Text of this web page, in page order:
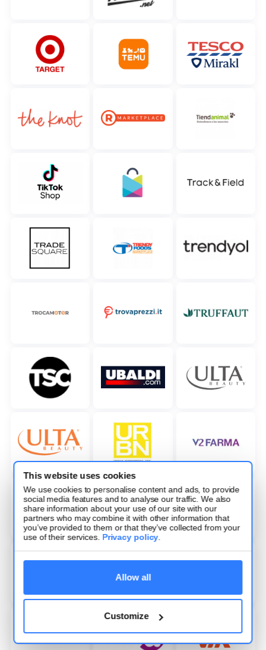
This website uses cookies
We use cookies to personalise content and ads, to provide
social media features and to analyse our traffic. We also
share information about your use of our site with our
partners who may combine it with other information that
you’ve provided to them or that they’ve collected from your
use of their services. Privacy policy.
Allow all
Customize